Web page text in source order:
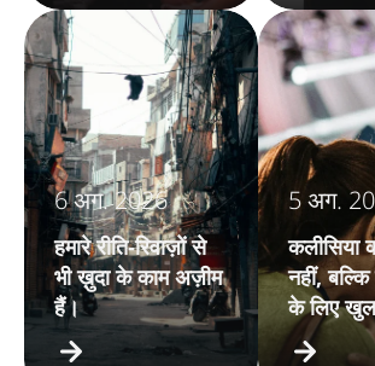
6 अग. 2026
हमारे रीति-रिवाज़ों से
भी ख़ुदा के काम अज़ीम
हैं।
5 अग.
कलीसिया
नहीं,
के लिए